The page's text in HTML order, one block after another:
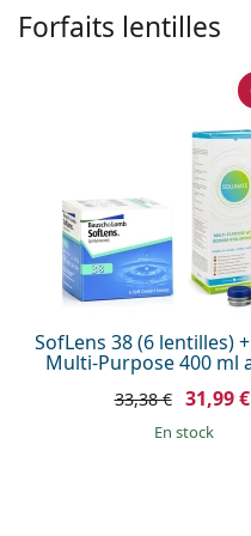
Hydrophilie:
38 %
24
Non
hydrogel:
Non
Utilisation
Expiration:
Au
manipulation:
dormir avec ces
Non
Forfaits lentilles
SofLens 38 (6 lentilles)
Multi-Purpose 400 ml
33,38 € 31,99 €
en stock